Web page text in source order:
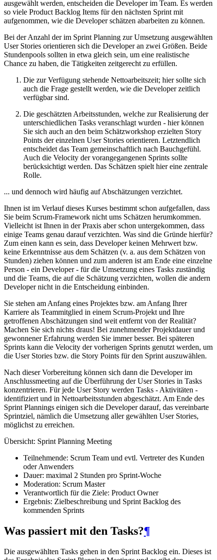
ausgewählt werden, entscheiden die Developer im Team. Es werden
so viele Product Backlog Items für den nächsten Sprint mit
aufgenommen, wie die Developer schätzen abarbeiten zu können.
Bei der Anzahl der im Sprint Planning zur Umsetzung ausgewählten
User Stories orientieren sich die Developer an zwei Größen. Beide
Stundenpools sollten in etwa gleich sein, um eine realistische
Chance zu haben, die Tätigkeiten zeitgerecht zu erfüllen.
Die zur Verfügung stehende Nettoarbeitszeit; hier sollte sich
auch die Frage gestellt werden, wie die Developer zeitlich
verfügbar sind.
Die geschätzten Arbeitsstunden, welche zur Realisierung der
unterschiedlichen Tasks veranschlagt wurden - hier können
Sie sich auch an den beim Schätzworkshop erzielten Story
Points der einzelnen User Stories orientieren. Letztendlich
entscheidet das Team gemeinschaftlich nach Bauchgefühl.
Auch die Velocity der vorangegangenen Sprints sollte
berücksichtigt werden. Das Schätzen spielt hier eine zentrale
Rolle.
... und dennoch wird häufig auf Abschätzungen verzichtet.
Ihnen ist im Verlauf dieses Kurses bestimmt schon aufgefallen, dass
Sie beim Scrum-Framework nicht ums Schätzen herumkommen.
Vielleicht ist Ihnen in der Praxis aber schon untergekommen, dass
einige Teams genau darauf verzichten. Was sind die Gründe hierfür?
Zum einen kann es sein, dass Developer keinen Mehrwert bzw.
keine Erkenntnisse aus dem Schätzen (v. a. aus dem Schätzen von
Stunden) ziehen können und zum anderen ist am Ende eine einzelne
Person - ein Developer - für die Umsetzung eines Tasks zuständig
und die Teams, die auf die Schätzung verzichten, wollen die andern
Developer nicht in die Entscheidung einbinden.
Sie stehen am Anfang eines Projektes bzw. am Anfang Ihrer
Karriere als Teammitglied in einem Scrum-Projekt und Ihre
getroffenen Abschätzungen sind weit entfernt von der Realität?
Machen Sie sich nichts draus! Bei zunehmender Projektdauer und
gewonnener Erfahrung werden Sie immer besser. Bei späteren
Sprints kann die Velocity der vorherigen Sprints genutzt werden, um
die User Stories bzw. die Story Points für den Sprint auszuwählen.
Nach dieser Vorbereitung können sich dann die Developer im
Anschlussmeeting auf die Überführung der User Stories in Tasks
konzentrieren. Für jede User Story werden Tasks - Aktivitäten -
identifiziert und in Nettoarbeitsstunden abgeschätzt. Am Ende des
Sprint Plannings einigen sich die Developer darauf, das vereinbarte
Sprintziel, nämlich die Umsetzung aller gewählten User Stories,
möglichst zu erreichen.
Übersicht: Sprint Planning Meeting
Teilnehmende: Scrum Team und evtl. Vertreter des Kunden
oder Anwenders
Dauer: maximal 2 Stunden pro Sprint-Woche
Moderation: Scrum Master
Verantwortlich für die Ziele: Product Owner
Ergebnis: Zielbeschreibung und Sprint Backlog des
kommenden Sprints
Was passiert mit den Tasks?¶
Die ausgewählten Tasks gehen in den Sprint Backlog ein. Dieses ist